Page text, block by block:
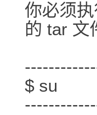
你必须
的 tar 文
$ su